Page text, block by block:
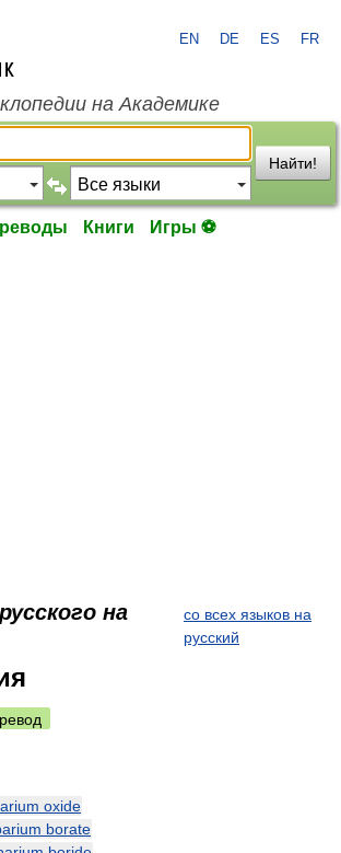
EN DE ES FR
на Академике
Найти!
Книги Игры ⚽
на
со всех языков на
русский
oxide
borate